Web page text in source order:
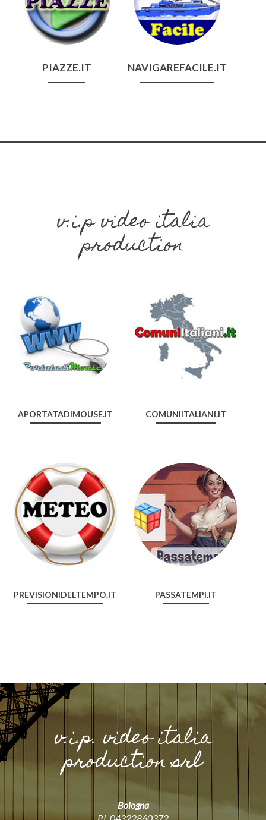
PIAZZE.IT NAVIGAREFACILE.IT
v.i.p video italia
production
APORTATADIMOUSE.IT COMUNIITALIANI.IT
PREVISIONIDELTEMPO.IT PASSATEMPI.IT
v.i.p. video italia
production srl
Bologna